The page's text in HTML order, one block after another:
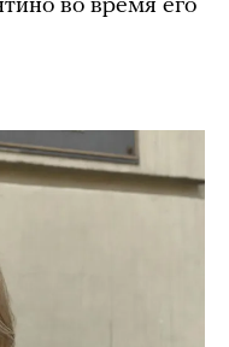
во время его